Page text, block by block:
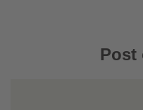
Post